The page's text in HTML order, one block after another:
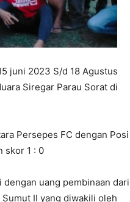
juni 2023 S/d 18 Agustus
Siregar Parau Sorat di
Persepes FC dengan Posi
skor 1 : 0
uang pembinaan dari
II yang diwakili oleh